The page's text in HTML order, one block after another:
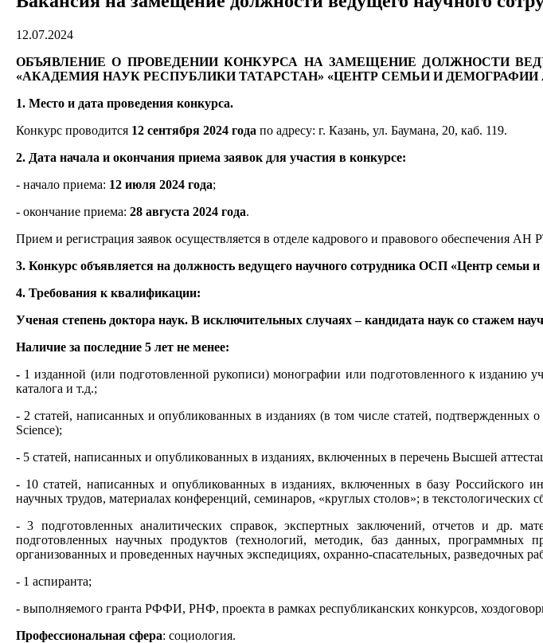
12.07.2024
ОБЪЯВЛЕНИЕ О ПРОВЕДЕНИИ КОНКУРСА НА ЗАМЕЩЕНИЕ ДОЛЖНОСТИ
«АКАДЕМИЯ НАУК РЕСПУБЛИКИ ТАТАРСТАН» «ЦЕНТР СЕМЬИ И ДЕМОГРАФИИ
1. Место и дата проведения конкурса.
Конкурс проводится 12 сентября 2024 года по адресу: г. Казань, ул. Баумана, 20, каб. 119.
2. Дата начала и окончания приема заявок для участия в конкурсе:
- начало приема: 12 июля 2024 года;
- окончание приема: 28 августа 2024 года.
Прием и регистрация заявок осуществляется в отделе кадрового и правового обеспечения АН
3. Конкурс объявляется на должность ведущего научного сотрудника ОСП «Центр семьи
4. Требования к квалификации:
Ученая степень доктора наук. В исключительных случаях – кандидата наук со стажем
Наличие за последние 5 лет не менее:
- 1 изданной (или подготовленной рукописи) монографии или подготовленного к изданию
каталога и т.д.;
- 2 статей, написанных и опубликованных в изданиях (в том числе статей,
Science);
- 5 статей, написанных и опубликованных в изданиях, включенных в перечень Высшей
- 10 статей, написанных и опубликованных в изданиях, включенных в базу Российского
научных трудов, материалах конференций, семинаров, «круглых столов»; в текстологических
- 3 подготовленных аналитических справок, экспертных заключений, отчетов и др.
подготовленных научных продуктов (технологий, методик, баз данных, программных
организованных и проведенных научных экспедициях, охранно-спасательных, разведочных
- 1 аспиранта;
- выполняемого гранта РФФИ, РНФ, проекта в рамках республиканских конкурсов,
Профессиональная сфера: социология.